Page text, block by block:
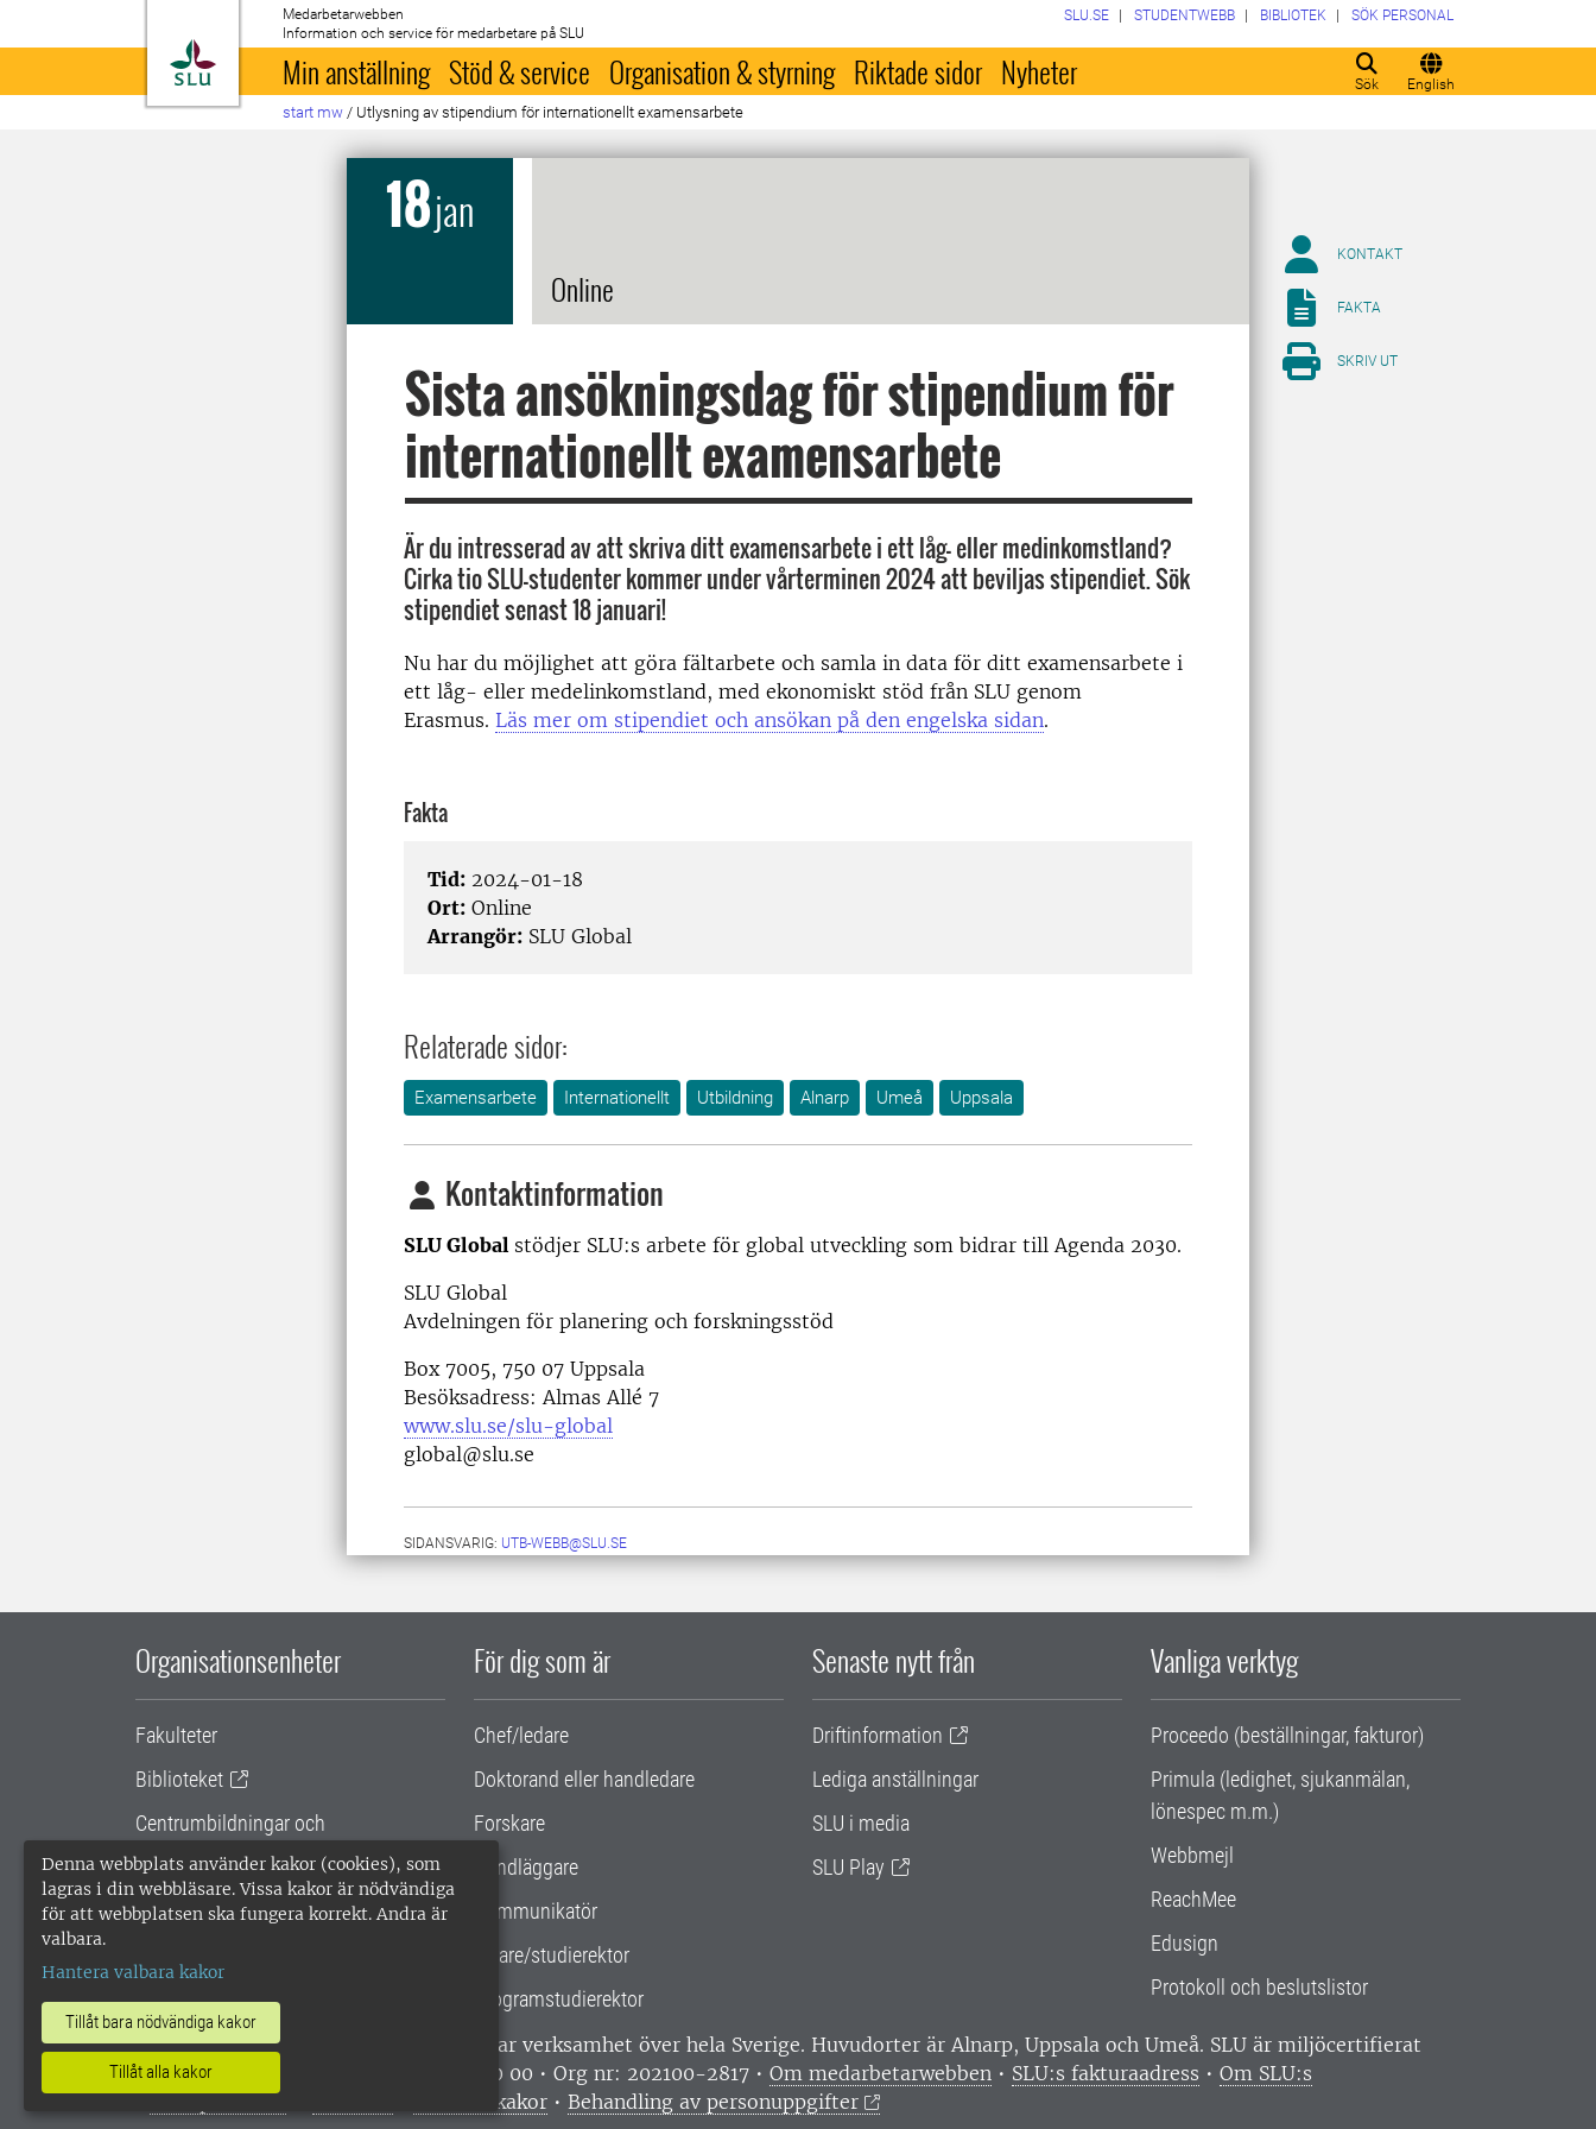
Denna webbplats använder kakor (cookies), som
lagras i din webbläsare. Vissa kakor är nödvändiga
för att webbplatsen ska fungera korrekt. Andra är
valbara.
Hantera valbara kakor
Tillåt bara nödvändiga kakor
Tillåt alla kakor
Till startsida
Medarbetarwebben
Information och service för medarbetare på SLU
Sök English
SLU.SE STUDENTWEBB BIBLIOTEK SÖK PERSONAL
Min anställning Stöd & service Organisation & styrning Riktade sidor Nyheter
start mw / Utlysning av stipendium för internationellt examensarbete
18jan
Online
Sista ansökningsdag för stipendium för
internationellt examensarbete
Är du intresserad av att skriva ditt examensarbete i ett låg- eller medinkomstland?
Cirka tio SLU-studenter kommer under vårterminen 2024 att beviljas stipendiet. Sök
stipendiet senast 18 januari!
Nu har du möjlighet att göra fältarbete och samla in data för ditt examensarbete i
ett låg- eller medelinkomstland, med ekonomiskt stöd från SLU genom
Erasmus. Läs mer om stipendiet och ansökan på den engelska sidan.
Fakta
Tid: 2024-01-18
Ort: Online
Arrangör: SLU Global
Relaterade sidor:
Examensarbete Internationellt Utbildning Alnarp Umeå Uppsala
Kontaktinformation
SLU Global stödjer SLU:s arbete för global utveckling som bidrar till Agenda 2030.
SLU Global
Avdelningen för planering och forskningsstöd
Box 7005, 750 07 Uppsala
Besöksadress: Almas Allé 7
www.slu.se/slu-global
global@slu.se
SIDANSVARIG: UTB-WEBB@SLU.SE
KONTAKT
FAKTA
SKRIV UT
Organisationsenheter
Fakulteter
Biblioteket
Centrumbildningar och
samarbetsprojekt
Gemensamma verksamhetsstödet
För dig som är
Chef/ledare
Doktorand eller handledare
Forskare
Handläggare
Kommunikatör
Lärare/studierektor
Programstudierektor
Senaste nytt från
Driftinformation
Lediga anställningar
SLU i media
SLU Play
Vanliga verktyg
Proceedo (beställningar, fakturor)
Primula (ledighet, sjukanmälan,
lönespec m.m.)
Webbmejl
ReachMee
Edusign
Protokoll och beslutslistor
SLU, Sveriges lantbruksuniversitet, har verksamhet över hela Sverige. Huvudorter är Alnarp, Uppsala och Umeå. SLU är miljöcertifierat
enligt ISO 14001. •
Telefon: 018-67 10 00 • Org nr: 202100-2817 • Om medarbetarwebben • SLU:s fakturaadress • Om SLU:s
webbplatser
Hantera kakor •Behandling av personuppgifter